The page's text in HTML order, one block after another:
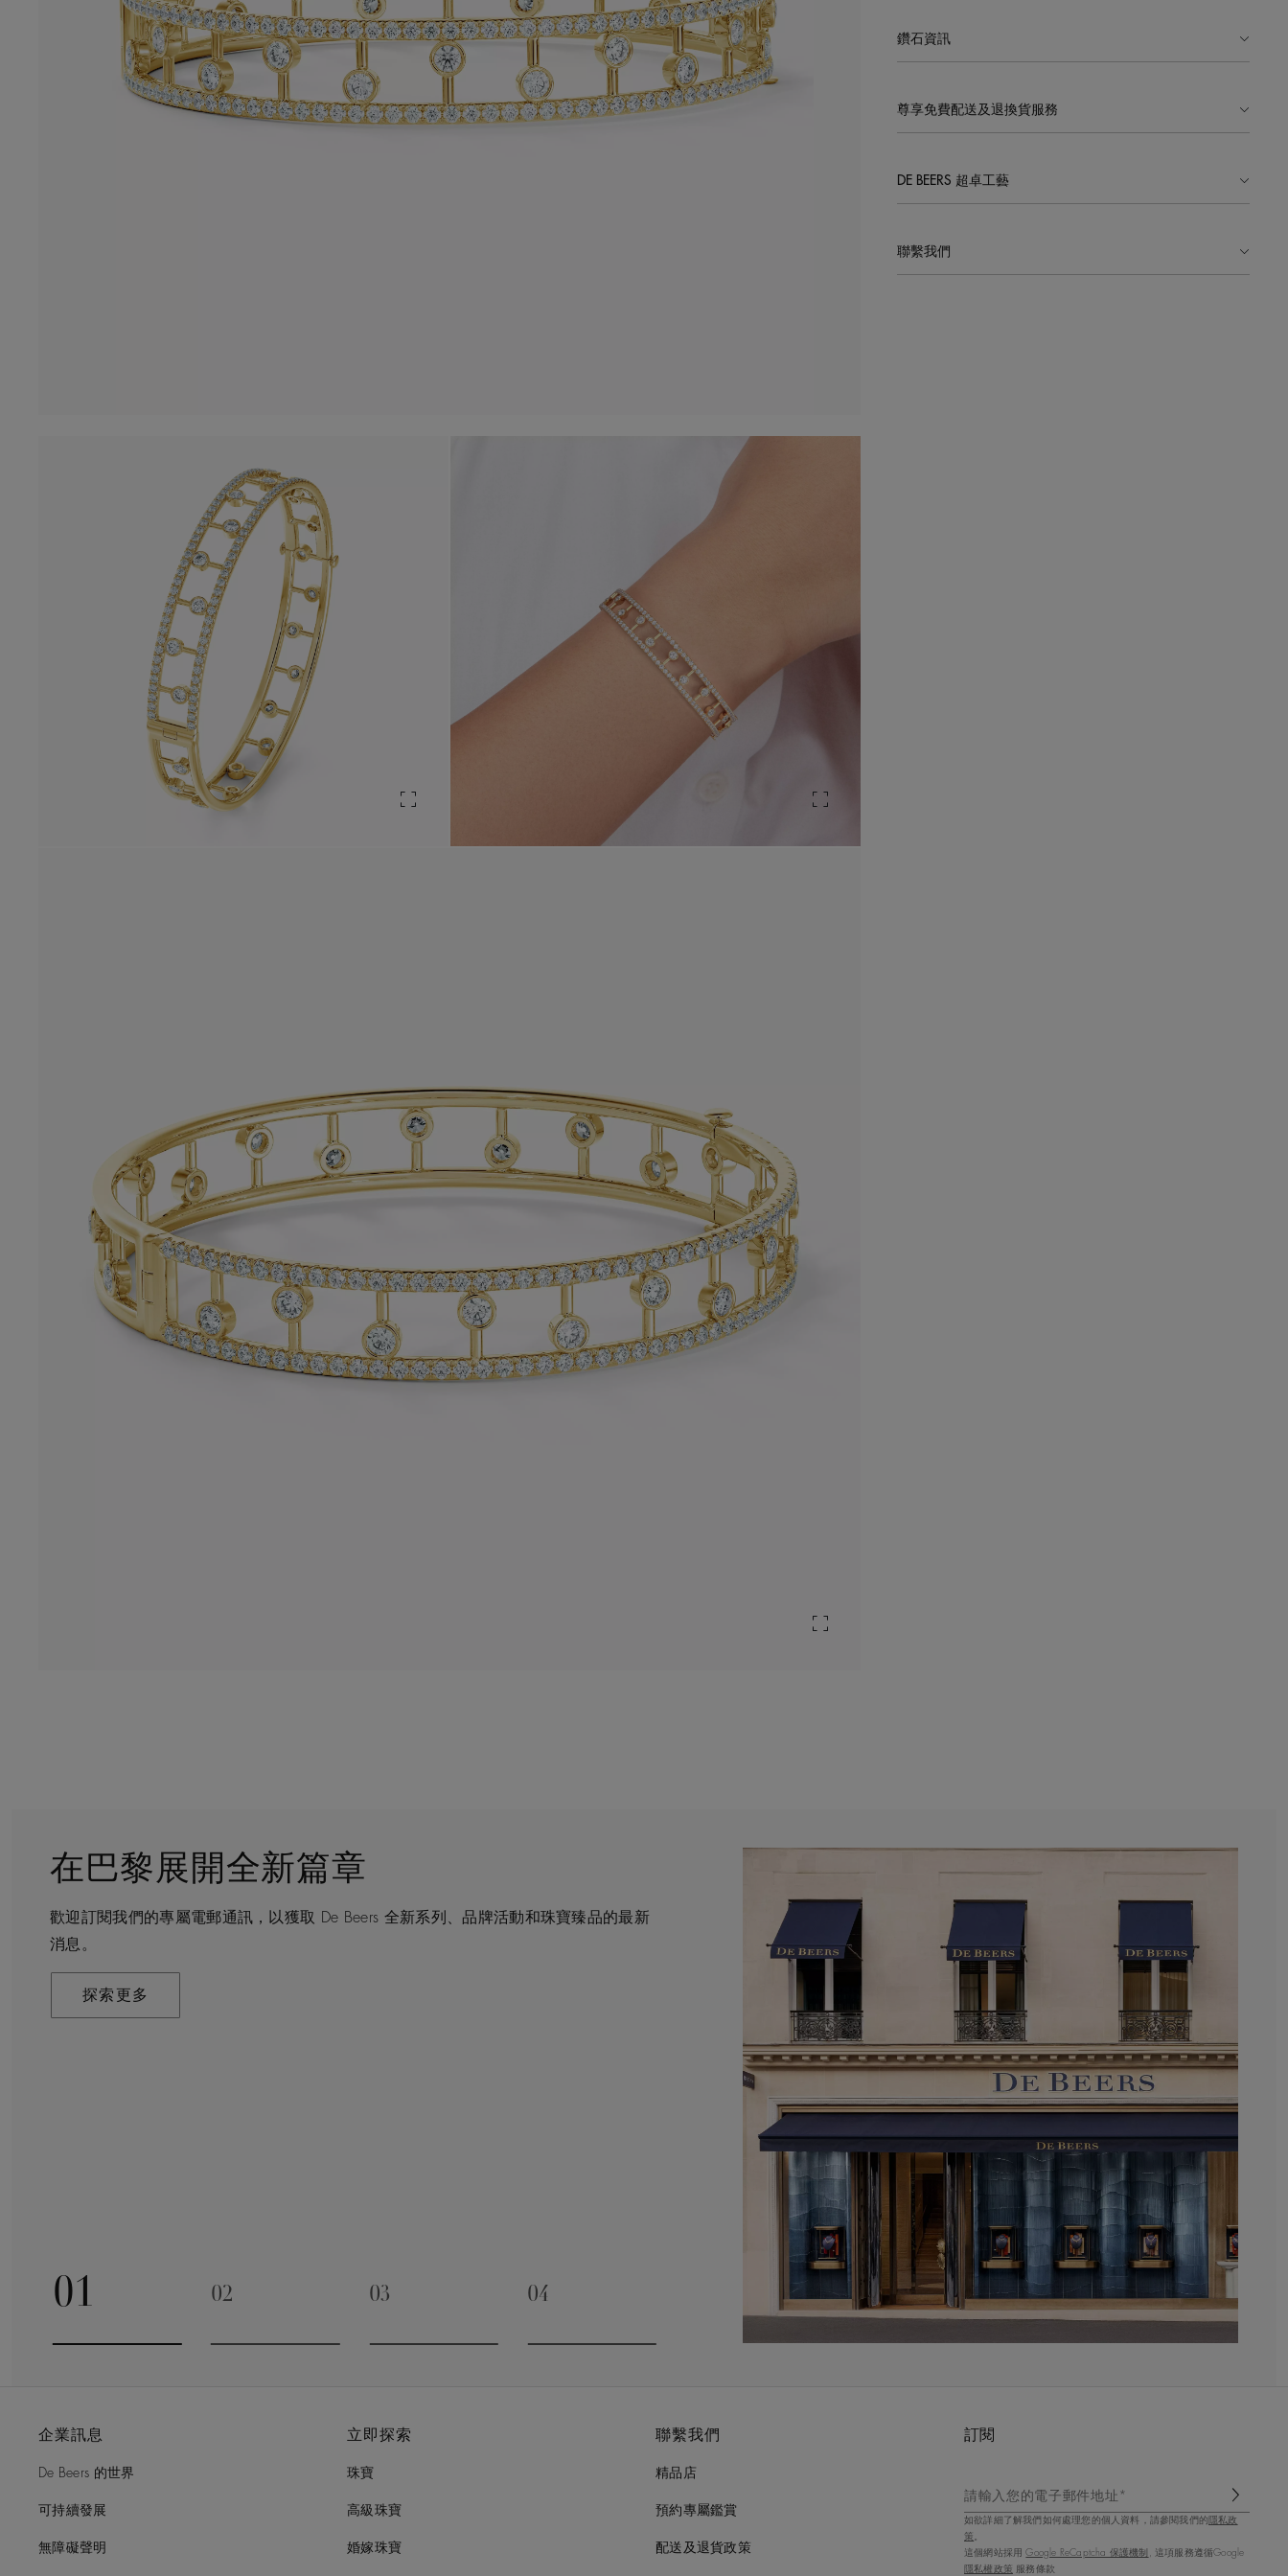
鑽石資訊
尊享免費配送及退換貨服務
DE BEERS 超卓工藝
聯繫我們
在巴黎展開全新篇章
歡迎訂閱我們的專屬電郵通訊，以獲取 De Beers 全新系列、品牌活動和珠寶臻品的最新
消息。
探索更多
守護永恒
De Beers 在全球珠寶領域獨樹一幟，因為我們是唯一與鑽石原產地有直接連結的奢華珠
寶品牌。
探索更多
顧客服務
無論您是透過線上購物或造訪實體精品店，我們始終致力於為您提供個人化的購物體
驗。預約於店內或線上進行鑑賞，透過私人諮詢獲取來自於專家的協助與指導。
瞭解更多
De Beers 的世界
De Beers 成立於倫敦，靈感來自非洲的自然，是奢華鑽石珠寶的巔峰。我們的創意和工
藝將鑽石轉化為永恆和標誌性的設計。
探索更多
01
Go to slide 1
02 03 04
企業訊息
De Beers 的世界
可持續發展
無障礙聲明
立即探索
珠寶
高級珠寶
婚嫁珠寶
聯繫我們
精品店
預約專屬鑑賞
配送及退貨政策
訂閱
請輸入您的電子郵件地址*
如欲詳細了解我們如何處理您的個人資料，請參閱我們的 隱私政
策 。
這個網站採用Google ReCaptcha 保護機制 , 這項服務遵循Google
隱私權政策 服務條款